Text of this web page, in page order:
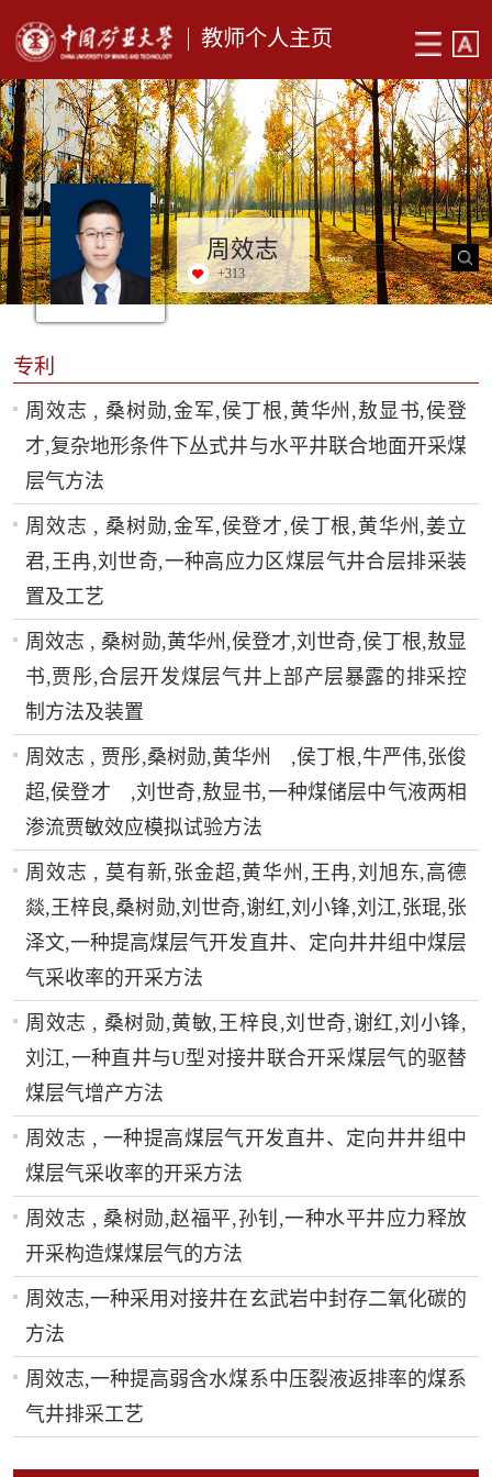
教师个人主页
周效志
+313
专利
周效志 , 桑树勋,金军,侯丁根,黄华州,敖显书,侯登
才,复杂地形条件下丛式井与水平井联合地面开采煤
层气方法
周效志 , 桑树勋,金军,侯登才,侯丁根,黄华州,姜立
君,王冉,刘世奇,一种高应力区煤层气井合层排采装
置及工艺
周效志 , 桑树勋,黄华州,侯登才,刘世奇,侯丁根,敖显
书,贾彤,合层开发煤层气井上部产层暴露的排采控
制方法及装置
周效志 , 贾彤,桑树勋,黄华州 ,侯丁根,牛严伟,张俊
超,侯登才 ,刘世奇,敖显书,一种煤储层中气液两相
渗流贾敏效应模拟试验方法
周效志 , 莫有新,张金超,黄华州,王冉,刘旭东,高德
燚,王梓良,桑树勋,刘世奇,谢红,刘小锋,刘江,张琨,张
泽文,一种提高煤层气开发直井、定向井井组中煤层
气采收率的开采方法
周效志 , 桑树勋,黄敏,王梓良,刘世奇,谢红,刘小锋,
刘江,一种直井与U型对接井联合开采煤层气的驱替
煤层气增产方法
周效志 , 一种提高煤层气开发直井、定向井井组中
煤层气采收率的开采方法
周效志 , 桑树勋,赵福平,孙钊,一种水平井应力释放
开采构造煤煤层气的方法
周效志,一种采用对接井在玄武岩中封存二氧化碳的
方法
周效志,一种提高弱含水煤系中压裂液返排率的煤系
气井排采工艺